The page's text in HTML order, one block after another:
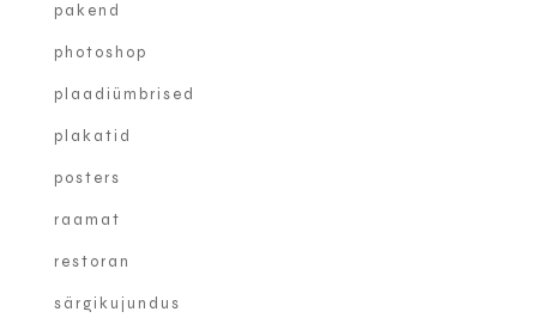
pakend
photoshop
plaadiümbrised
plakatid
posters
raamat
restoran
särgikujundus